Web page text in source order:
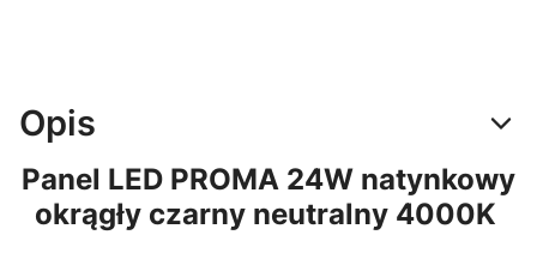
Opis
Panel LED PROMA 24W natynkowy
okrągły czarny neutralny 4000K